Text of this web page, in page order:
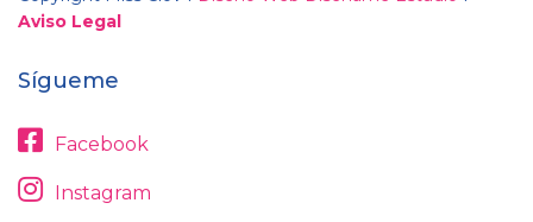
Aviso Legal
Sígueme
Facebook
Instagram